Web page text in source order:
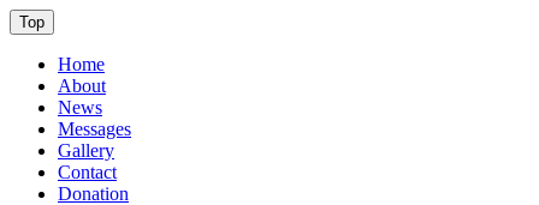
Top
Home
About
News
Messages
Gallery
Contact
Donation